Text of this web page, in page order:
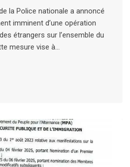
la Police nationale a annoncé
imminent d’une opération
étrangers sur l’ensemble du
mesure vise à…